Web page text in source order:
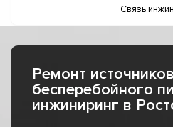
Связь
Ремонт источников
бесперебойного
инжиниринг в